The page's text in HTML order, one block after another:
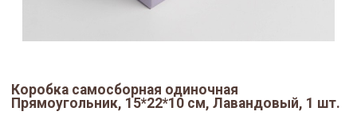
Коробка самосборная одиночная
Прямоугольник, 15*22*10 см, Лавандовый, 1 шт.